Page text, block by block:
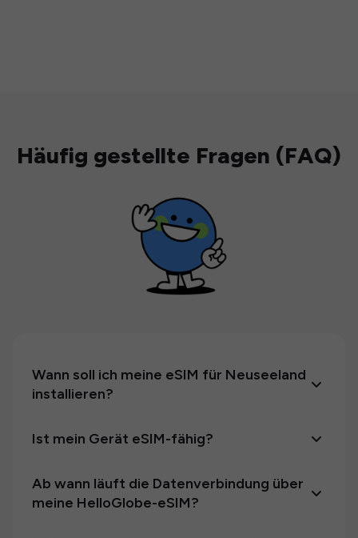
Häufig gestellte Fragen (FAQ)
Wann soll ich meine eSIM für Neuseeland
installieren?
Ist mein Gerät eSIM-fähig?
Ab wann läuft die Datenverbindung über
meine HelloGlobe-eSIM?